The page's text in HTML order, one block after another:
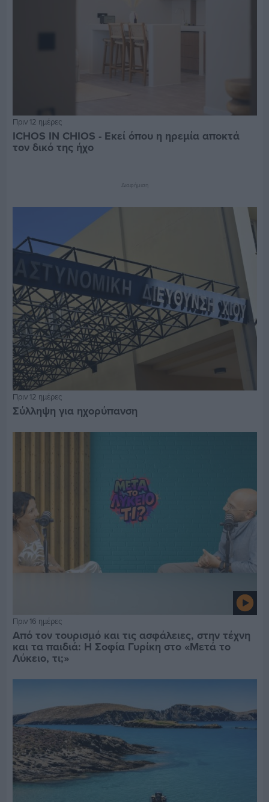
Πριν 12 ημέρες
ICHOS IN CHIOS - Εκεί όπου η ηρεμία αποκτά
τον δικό της ήχο
Διαφήμιση
Πριν 12 ημέρες
Σύλληψη για ηχορύπανση
Πριν 16 ημέρες
Από τον τουρισμό και τις ασφάλειες, στην τέχνη
και τα παιδιά: Η Σοφία Γυρίκη στο «Μετά το
Λύκειο, τι;»